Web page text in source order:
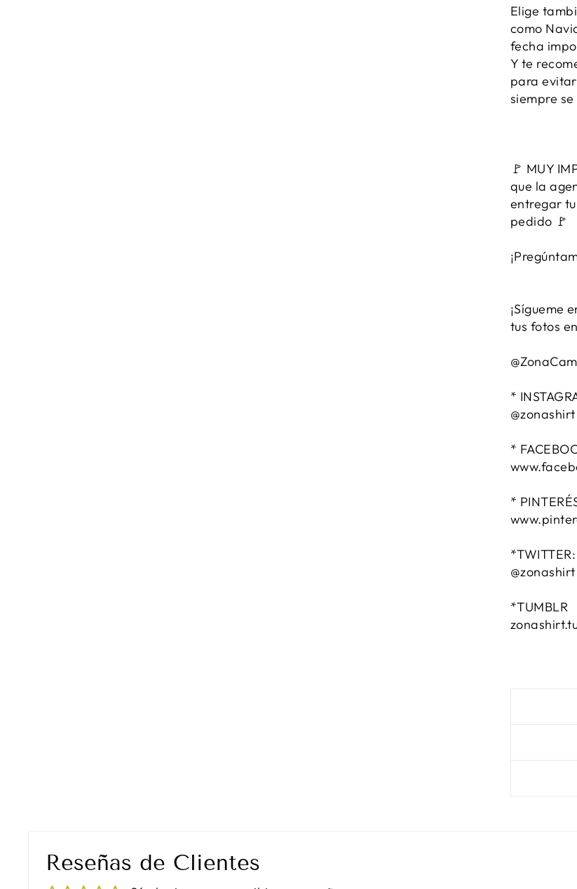
Elige
como
fecha
Y te
para
siempre
🚩 MUY
que la
entregar
pedido 🚩
¡Sígueme
tus fotos
*
@zonashirt
*
*
*TWITTER:
@zonashirt
*TUMBLR
Reseñas de Clientes